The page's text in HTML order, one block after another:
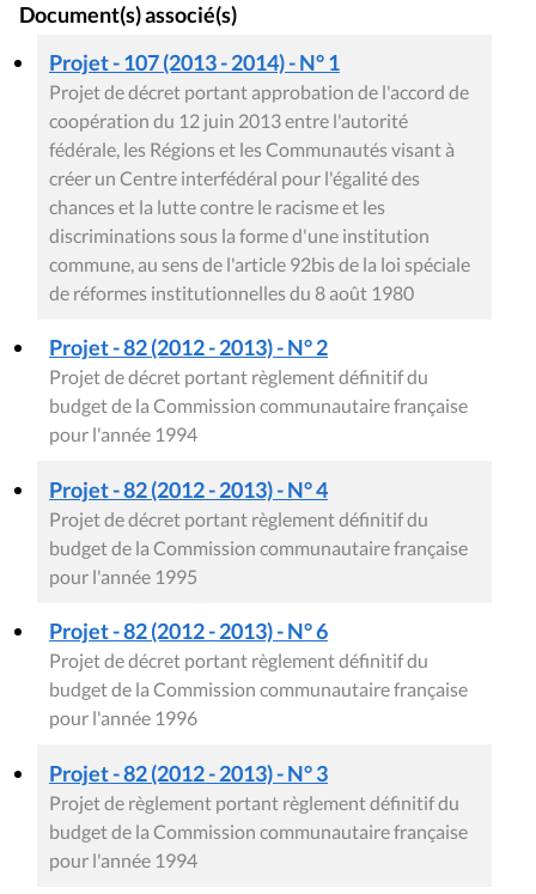
Document(s) associé(s)
Projet - 107 (2013 - 2014) - N° 1
Projet de décret portant approbation de l'accord de
coopération du 12 juin 2013 entre l'autorité
fédérale, les Régions et les Communautés visant à
créer un Centre interfédéral pour l'égalité des
chances et la lutte contre le racisme et les
discriminations sous la forme d'une institution
commune, au sens de l'article 92bis de la loi spéciale
de réformes institutionnelles du 8 août 1980
Projet - 82 (2012 - 2013) - N° 2
Projet de décret portant règlement définitif du
budget de la Commission communautaire française
pour l'année 1994
Projet - 82 (2012 - 2013) - N° 4
Projet de décret portant règlement définitif du
budget de la Commission communautaire française
pour l'année 1995
Projet - 82 (2012 - 2013) - N° 6
Projet de décret portant règlement définitif du
budget de la Commission communautaire française
pour l'année 1996
Projet - 82 (2012 - 2013) - N° 3
Projet de règlement portant règlement définitif du
budget de la Commission communautaire française
pour l'année 1994